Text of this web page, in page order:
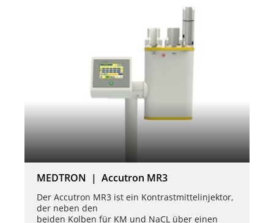
MEDTRON | Accutron MR3
Der Accutron MR3 ist ein Kontrastmittelinjektor,
der neben den
beiden Kolben für KM und NaCL über einen